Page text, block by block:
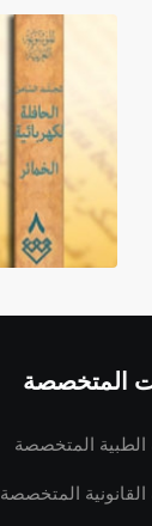
المتخصصة
المتخصصة
المتخصصة